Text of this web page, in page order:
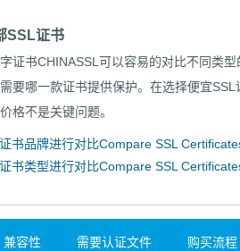
SSL证书
证书CHINASSL可以容易的对比不同类
要哪一款证书提供保护。在选择便宜
格不是关键问题。
书品牌进行对比Compare SSL
书类型进行对比Compare SSL
兼容性 需要认证文件 购买流程